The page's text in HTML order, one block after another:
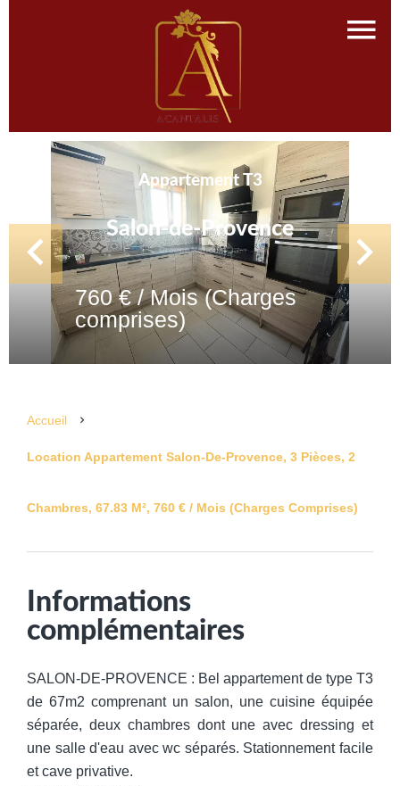
Appartement T3
Salon-de-Provence
760 € / Mois (Charges
comprises)
Accueil
Location Appartement Salon-De-Provence, 3 Pièces, 2
Chambres, 67.83 M², 760 € / Mois (Charges Comprises)
Informations
complémentaires
SALON-DE-PROVENCE : Bel appartement de type T3
de 67m2 comprenant un salon, une cuisine équipée
séparée, deux chambres dont une avec dressing et
une salle d'eau avec wc séparés. Stationnement facile
et cave privative.